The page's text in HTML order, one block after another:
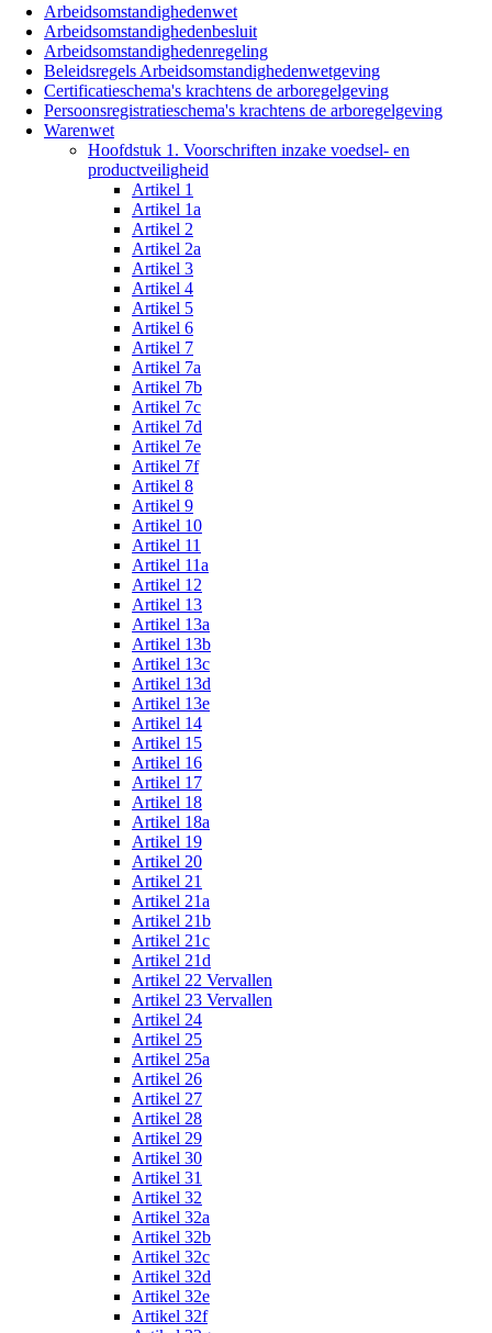
Arbeidsomstandighedenwet
Arbeidsomstandighedenbesluit
Arbeidsomstandighedenregeling
Beleidsregels Arbeidsomstandighedenwetgeving
Certificatieschema's krachtens de arboregelgeving
Persoonsregistratieschema's krachtens de arboregelgeving
Warenwet
Hoofdstuk 1. Voorschriften inzake voedsel- en
productveiligheid
Artikel 1
Artikel 1a
Artikel 2
Artikel 2a
Artikel 3
Artikel 4
Artikel 5
Artikel 6
Artikel 7
Artikel 7a
Artikel 7b
Artikel 7c
Artikel 7d
Artikel 7e
Artikel 7f
Artikel 8
Artikel 9
Artikel 10
Artikel 11
Artikel 11a
Artikel 12
Artikel 13
Artikel 13a
Artikel 13b
Artikel 13c
Artikel 13d
Artikel 13e
Artikel 14
Artikel 15
Artikel 16
Artikel 17
Artikel 18
Artikel 18a
Artikel 19
Artikel 20
Artikel 21
Artikel 21a
Artikel 21b
Artikel 21c
Artikel 21d
Artikel 22 Vervallen
Artikel 23 Vervallen
Artikel 24
Artikel 25
Artikel 25a
Artikel 26
Artikel 27
Artikel 28
Artikel 29
Artikel 30
Artikel 31
Artikel 32
Artikel 32a
Artikel 32b
Artikel 32c
Artikel 32d
Artikel 32e
Artikel 32f